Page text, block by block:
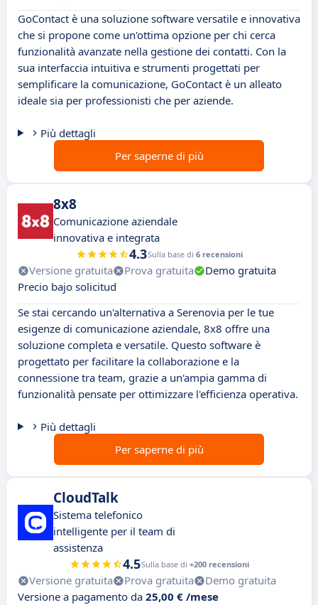
GoContact è una soluzione software versatile e innovativa
che si propone come un'ottima opzione per chi cerca
funzionalità avanzate nella gestione dei contatti. Con la
sua interfaccia intuitiva e strumenti progettati per
semplificare la comunicazione, GoContact è un alleato
ideale sia per professionisti che per aziende.
Più dettagli
Per saperne di più
8x8
Comunicazione aziendale
innovativa e integrata
4.3Sulla base di 6 recensioni
Versione gratuita Prova gratuita
Demo gratuita
Precio bajo solicitud
Se stai cercando un'alternativa a Serenovia per le tue
esigenze di comunicazione aziendale, 8x8 offre una
soluzione completa e versatile. Questo software è
progettato per facilitare la collaborazione e la
connessione tra team, grazie a un'ampia gamma di
funzionalità pensate per ottimizzare l'efficienza operativa.
Più dettagli
Per saperne di più
CloudTalk
Sistema telefonico
intelligente per il team di
assistenza
4.5Sulla base di +200 recensioni
Versione gratuita Prova gratuita
Demo gratuita
Versione a pagamento da 25,00 € /mese